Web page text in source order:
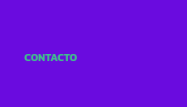
CONTACTO